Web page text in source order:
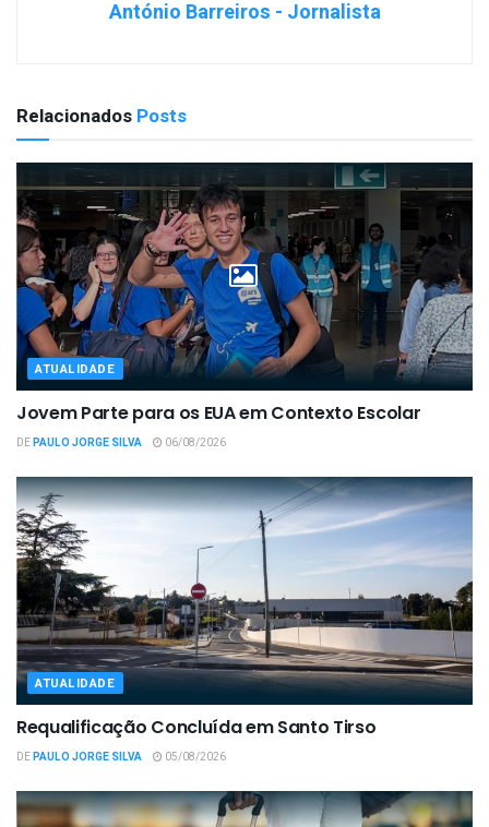
António Barreiros - Jornalista
Relacionados Posts
ATUALIDADE
Jovem Parte para os EUA em Contexto Escolar
DEPAULO JORGE SILVA 06/08/2026
ATUALIDADE
Requalificação Concluída em Santo Tirso
DEPAULO JORGE SILVA 05/08/2026